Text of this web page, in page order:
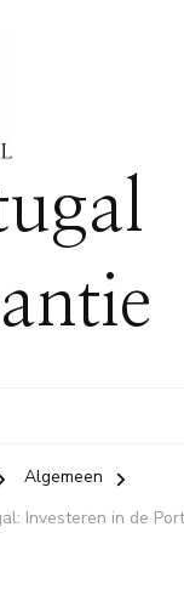
Algemeen
Investeren in de